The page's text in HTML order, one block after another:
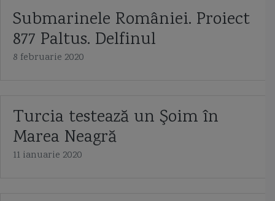
Submarinele României. Proiect
877 Paltus. Delfinul
8 februarie 2020
Turcia testează un Şoim în
Marea Neagră
11 ianuarie 2020